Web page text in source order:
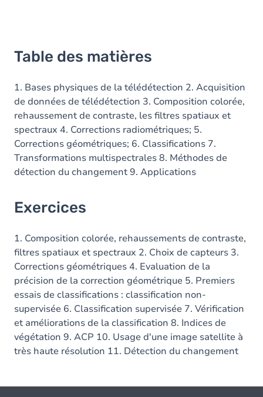
Table des matières
1. Bases physiques de la télédétection 2. Acquisition
de données de télédétection 3. Composition colorée,
rehaussement de contraste, les filtres spatiaux et
spectraux 4. Corrections radiométriques; 5.
Corrections géométriques; 6. Classifications 7.
Transformations multispectrales 8. Méthodes de
détection du changement 9. Applications
Exercices
1. Composition colorée, rehaussements de contraste,
filtres spatiaux et spectraux 2. Choix de capteurs 3.
Corrections géométriques 4. Evaluation de la
précision de la correction géométrique 5. Premiers
essais de classifications : classification non-
supervisée 6. Classification supervisée 7. Vérification
et améliorations de la classification 8. Indices de
végétation 9. ACP 10. Usage d'une image satellite à
très haute résolution 11. Détection du changement